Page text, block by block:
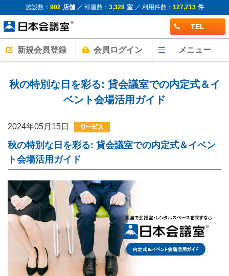
施設数： 902 店舗／ 部屋数： 3,328 室／ 利用件数： 127,713 件
TEL
新規会員登録 会員ログイン メニュー
秋の特別な日を彩る: 貸会議室での内定式＆イ
ベント会場活用ガイド
2024年05月15日
秋の特別な日を彩る: 貸会議室での内定式＆イベン
ト会場活用ガイド